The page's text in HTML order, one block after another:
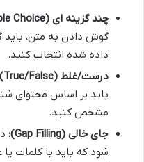
چند گزینه ای (Multiple Choice):
گوش دادن به متن، باید
داده شده انتخاب کنید.
درست/غلط (True/False):
باید بر اساس محتوای
مشخص کنید.
جای خالی (Gap Filling):
شود که باید با کلمات